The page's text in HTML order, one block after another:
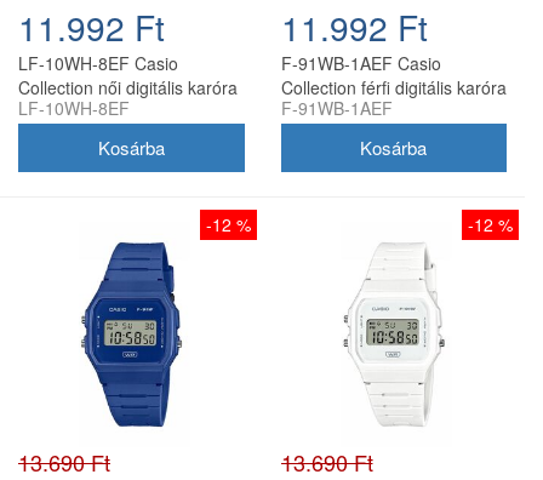
11.992 Ft
LF-10WH-8EF Casio
Collection női digitális karóra
LF-10WH-8EF
11.992 Ft
F-91WB-1AEF Casio
Collection férfi digitális karóra
F-91WB-1AEF
-12 %
13.690 Ft
-12 %
13.690 Ft